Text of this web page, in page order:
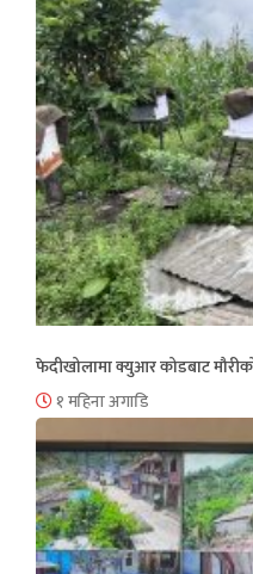
फेदीखोलामा क्युआर कोडबाट
१ महिना अगाडि